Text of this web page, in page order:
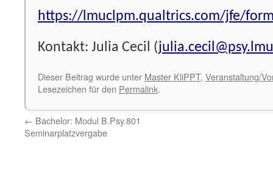
https://lmuclpm.qualtrics.com/jfe/form/
Kontakt: Julia Cecil (
Dieser Beitrag wurde unter Master KliPPT, Veranstaltung/
Lesezeichen für den Permalink.
← Bachelor: Modul B.Psy.801
Seminarplatzvergabe